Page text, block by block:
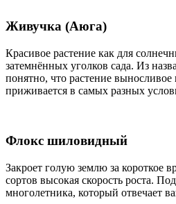
Живучка (Аюга)
Красивое растение как для
затемнённых уголков сада. Из
понятно, что растение выносливое
приживается в самых разных
Флокс шиловидный
Закроет голую землю за короткое
сортов высокая скорость роста.
многолетника, который отвечает